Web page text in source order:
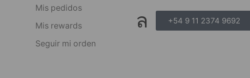
Mis pedidos
Mis rewards
Seguir mi orden
+54 9 11 2374 9692